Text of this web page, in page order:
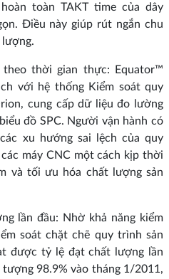
toàn TAKT time của dây
Điều này giúp rút ngắn chu
lượng.
theo thời gian thực: Equator™
với hệ thống Kiểm soát quy
cung cấp dữ liệu đo lường
đồ SPC. Người vận hành có
xu hướng sai lệch của quy
máy CNC một cách kịp thời
và tối ưu hóa chất lượng sản
lần đầu: Nhờ khả năng kiểm
soát chặt chẽ quy trình sản
được tỷ lệ đạt chất lượng lần
98.9% vào tháng 1/2011,